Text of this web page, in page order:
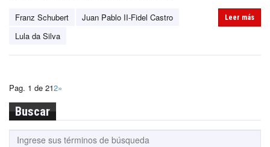
Franz Schubert
Juan Pablo II-Fidel Castro
Lula da Silva
Leer más
Pag. 1 de 212»
Buscar